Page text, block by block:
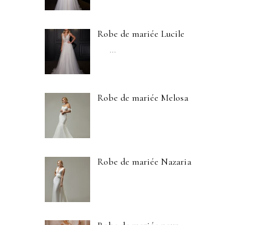
Robe de mariée Lucile
…
Robe de mariée Melosa
Robe de mariée Nazaria